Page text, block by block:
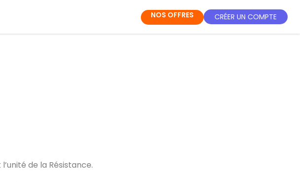
NOS OFFRES CRÉER UN COMPTE
de la Résistance.